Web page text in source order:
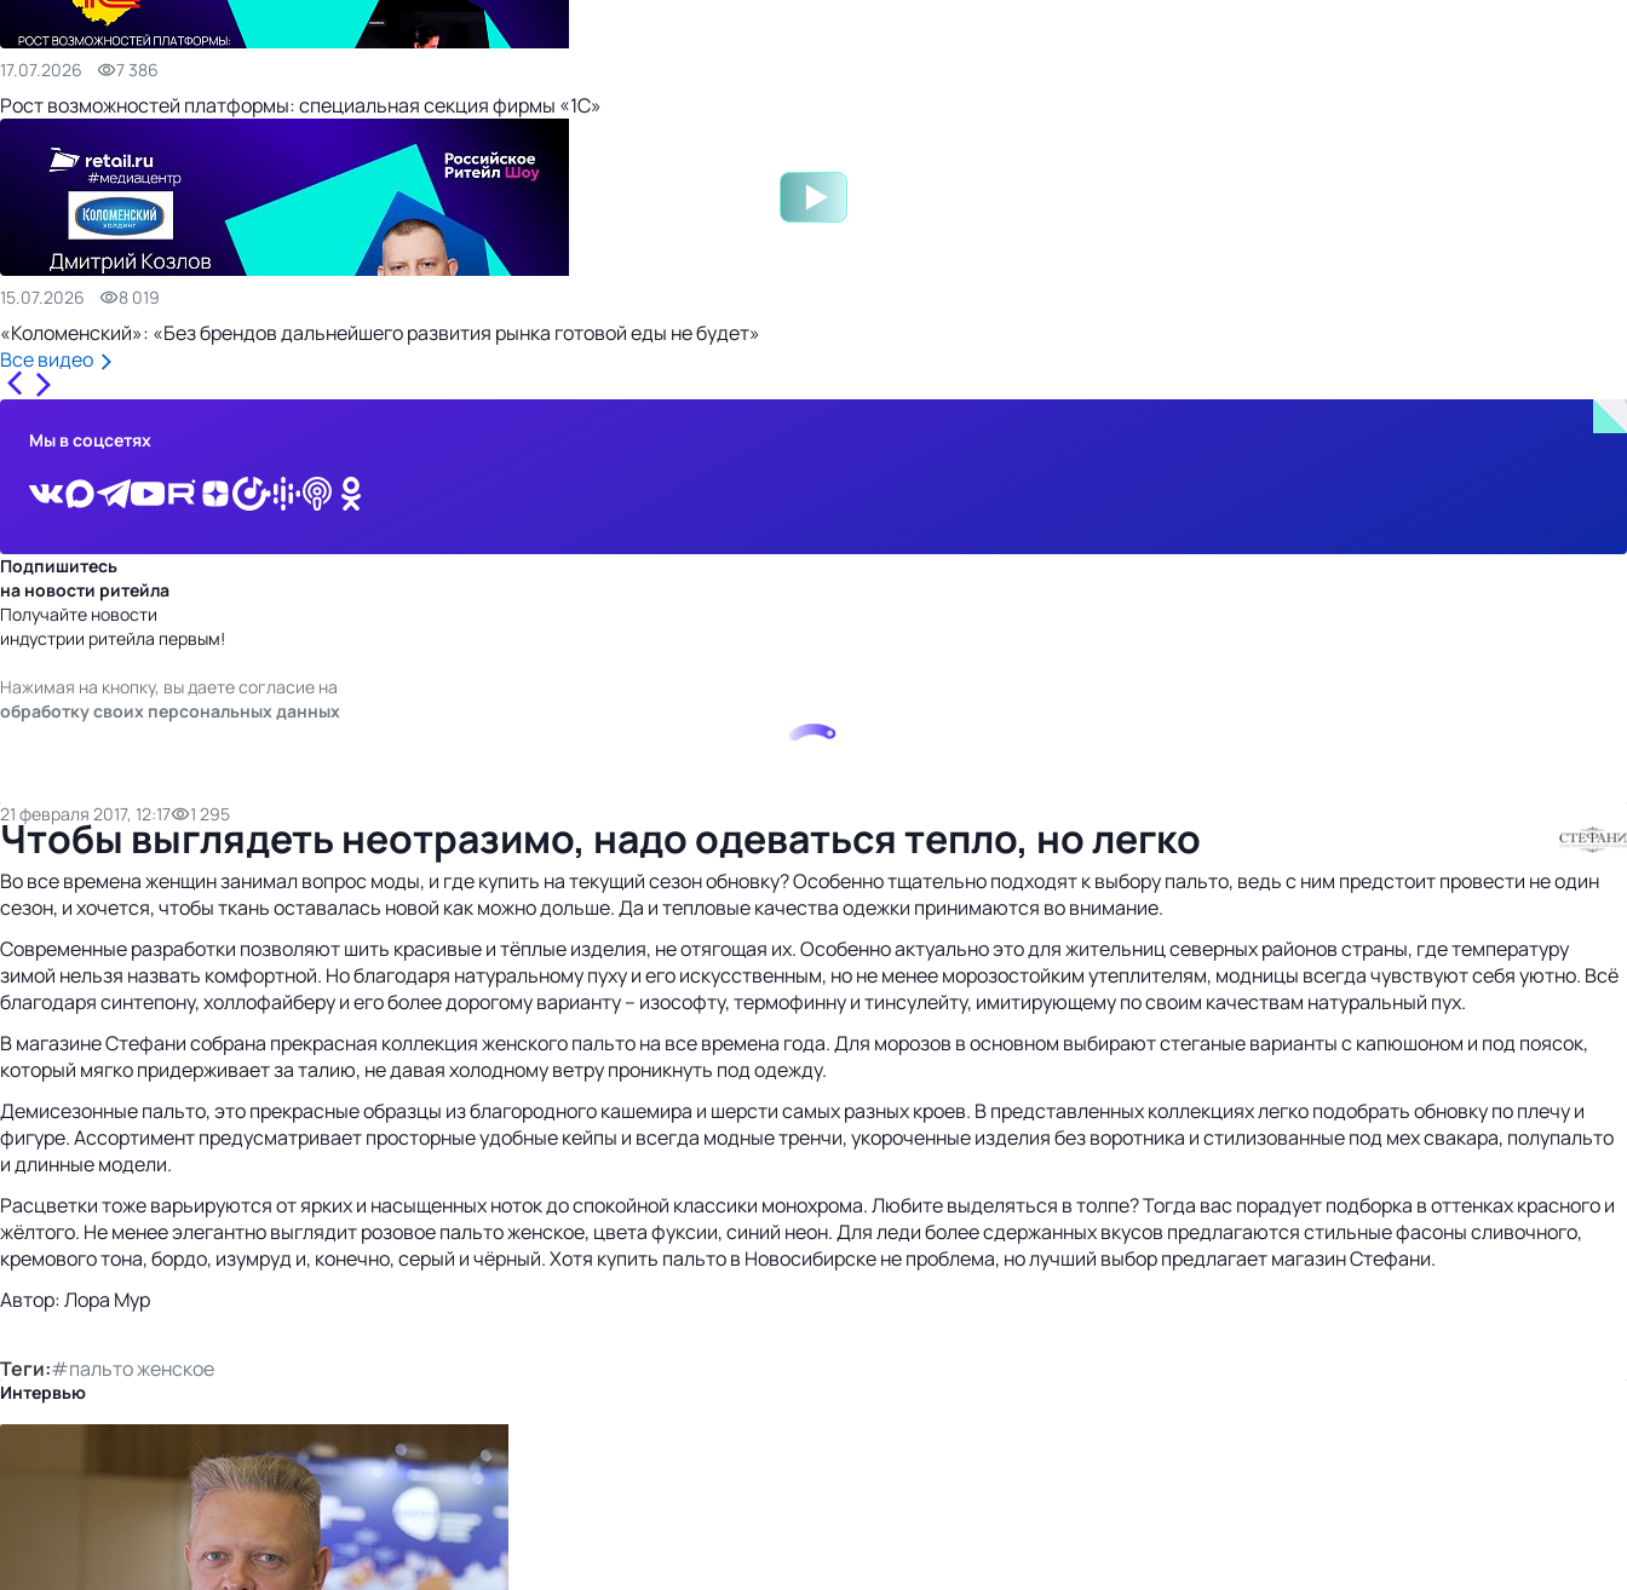
17.07.2026 7 386
Рост возможностей платформы: специальная секция фирмы «1С»
15.07.2026 8 019
«Коломенский»: «Без брендов дальнейшего развития рынка готовой еды не будет»
Все видео
Мы в соцсетях
Подпишитесь
на новости ритейла
Получайте новости
индустрии ритейла первым!
Нажимая на кнопку, вы даете согласие на
обработку своих персональных данных
21 февраля 2017, 12:17 1 295
Чтобы выглядеть неотразимо, надо одеваться тепло, но легко
Во все времена женщин занимал вопрос моды, и где купить на текущий сезон обновку? Особенно тщательно подходят к выбору пальто, ведь с ним предстоит провести не один
сезон, и хочется, чтобы ткань оставалась новой как можно дольше. Да и тепловые качества одежки принимаются во внимание.
Современные разработки позволяют шить красивые и тёплые изделия, не отягощая их. Особенно актуально это для жительниц северных районов страны, где температуру
зимой нельзя назвать комфортной. Но благодаря натуральному пуху и его искусственным, но не менее морозостойким утеплителям, модницы всегда чувствуют себя уютно. Всё
благодаря синтепону, холлофайберу и его более дорогому варианту – изософту, термофинну и тинсулейту, имитирующему по своим качествам натуральный пух.
В магазине Стефани собрана прекрасная коллекция женского пальто на все времена года. Для морозов в основном выбирают стеганые варианты с капюшоном и под поясок,
который мягко придерживает за талию, не давая холодному ветру проникнуть под одежду.
Демисезонные пальто, это прекрасные образцы из благородного кашемира и шерсти самых разных кроев. В представленных коллекциях легко подобрать обновку по плечу и
фигуре. Ассортимент предусматривает просторные удобные кейпы и всегда модные тренчи, укороченные изделия без воротника и стилизованные под мех свакара, полупальто
и длинные модели.
Расцветки тоже варьируются от ярких и насыщенных ноток до спокойной классики монохрома. Любите выделяться в толпе? Тогда вас порадует подборка в оттенках красного и
жёлтого. Не менее элегантно выглядит розовое пальто женское, цвета фуксии, синий неон. Для леди более сдержанных вкусов предлагаются стильные фасоны сливочного,
кремового тона, бордо, изумруд и, конечно, серый и чёрный. Хотя купить пальто в Новосибирске не проблема, но лучший выбор предлагает магазин Стефани.
Автор: Лора Мур
Теги:#пальто женское
Интервью